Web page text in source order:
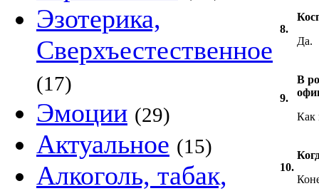
Эзотерика,
Сверхъестественное
(17)
Эмоции (29)
Актуальное (15)
Алкоголь, табак,
8.
Да.
9.
В
Как
10.